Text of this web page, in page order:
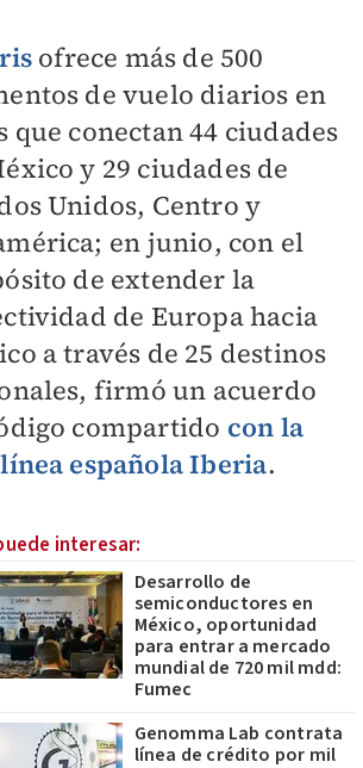
ofrece más de 500
de vuelo diarios en
que conectan 44 ciudades
y 29 ciudades de
Unidos, Centro y
en junio, con el
de extender la
de Europa hacia
a través de 25 destinos
firmó un acuerdo
compartido con la
española Iberia.
interesar:
Desarrollo de
semiconductores en
México, oportunidad
para entrar a mercado
mundial de 720 mil mdd:
Fumec
Genomma Lab contrata
línea de crédito por mil